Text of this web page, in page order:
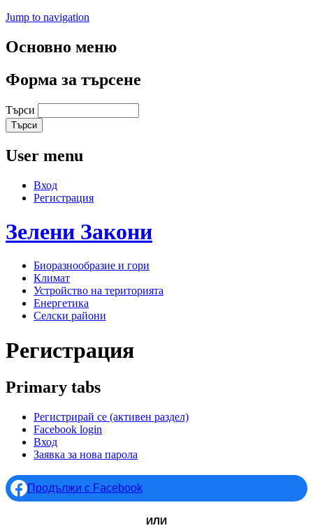
Jump to navigation
Основно меню
Форма за търсене
Търси
User menu
Вход
Регистрация
Зелени Закони
Биоразнообразие и гори
Климат
Устройство на територията
Енергетика
Селски райони
Регистрация
Primary tabs
Регистрирай се (активен раздел)
Facebook login
Вход
Заявка за нова парола
Продължи с Facebook
ИЛИ